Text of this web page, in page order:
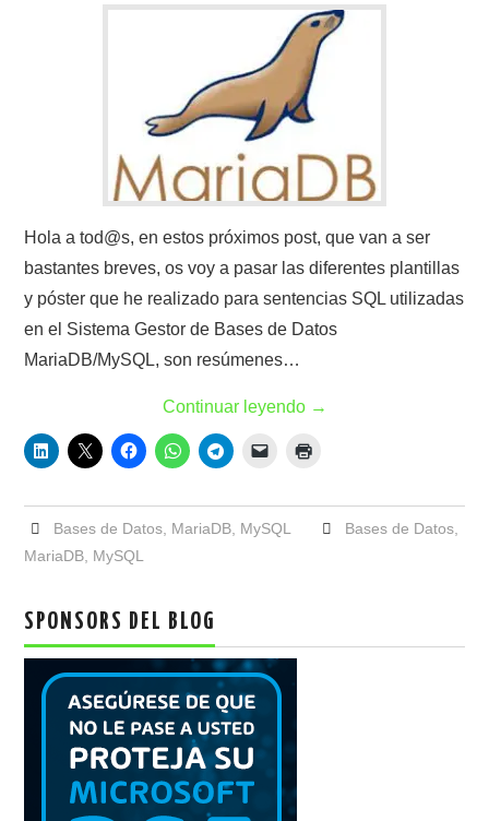
Hola a tod@s, en estos próximos post, que van a ser
bastantes breves, os voy a pasar las diferentes plantillas
y póster que he realizado para sentencias SQL utilizadas
en el Sistema Gestor de Bases de Datos
MariaDB/MySQL, son resúmenes…
Continuar leyendo →
Bases de Datos, MariaDB, MySQL Bases de Datos,
MariaDB MySQL
SPONSORS DEL BLOG